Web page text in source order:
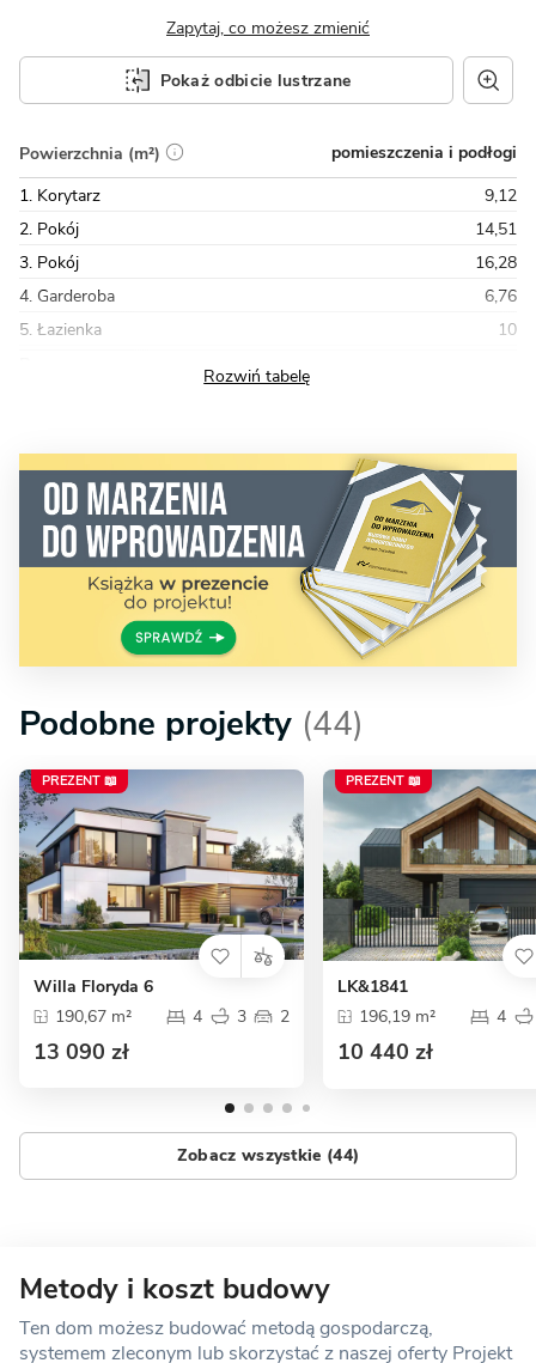
Zapytaj, co możesz zmienić
Pokaż odbicie lustrzane
Powierzchnia (m²)
pomieszczenia i podłogi
1. Korytarz
9,12
2. Pokój
14,51
3. Pokój
16,28
4. Garderoba
6,76
5. Łazienka
10
Podobne projekty (44)
PREZENT 📖
Willa Floryda 6
190,67 m²
4 3 2
13 090 zł
PREZENT 📖
LK&1841
196,19 m²
4
10 440 zł
Zobacz wszystkie (44)
Metody i koszt budowy
Ten dom możesz budować metodą gospodarczą,
systemem zleconym lub skorzystać z naszej oferty Projekt